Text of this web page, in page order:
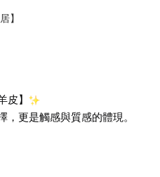
】
皮】
更是觸感與質感的體現。